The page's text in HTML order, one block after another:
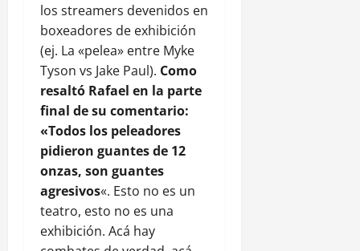
los streamers devenidos en
boxeadores de exhibición
(ej. La «pelea» entre Myke
Tyson vs Jake Paul). Como
resaltó Rafael en la parte
final de su comentario:
«Todos los peleadores
pidieron guantes de 12
onzas, son guantes
agresivos«. Esto no es un
teatro, esto no es una
exhibición. Acá hay